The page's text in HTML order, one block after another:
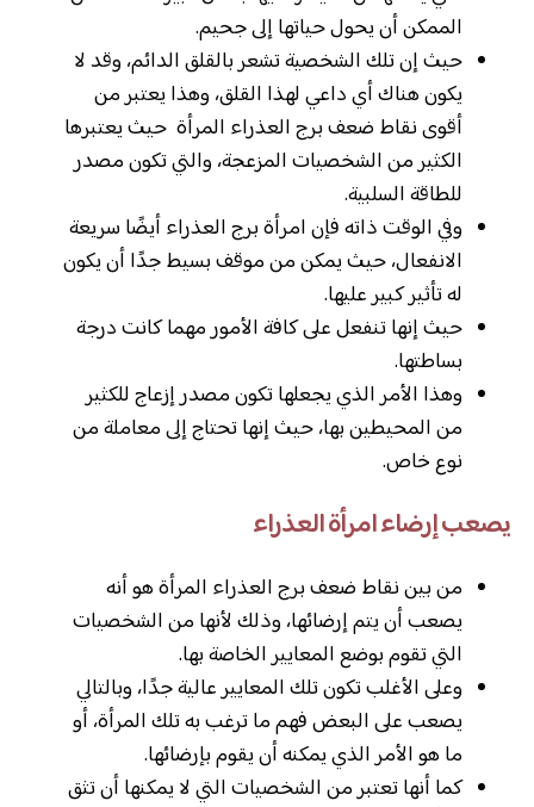
الممكن أن يحول حياتها إلى جحيم.
حيث إن تلك الشخصية تشعر بالقلق الدائم، وقد لا
يكون هناك أي داعي لهذا القلق، وهذا يعتبر من
أقوى نقاط ضعف برج العذراء المرأة حيث يعتبرها
الكثير من الشخصيات المزعجة، والتي تكون مصدر
للطاقة السلبية.
وفي الوقت ذاته فإن امرأة برج العذراء أيضًا سريعة
الانفعال، حيث يمكن من موقف بسيط جدًا أن يكون
له تأثير كبير عليها.
حيث إنها تنفعل على كافة الأمور مهما كانت درجة
بساطتها.
وهذا الأمر الذي يجعلها تكون مصدر إزعاج للكثير
من المحيطين بها، حيث إنها تحتاج إلى معاملة من
نوع خاص.
يصعب إرضاء امرأة العذراء
من بين نقاط ضعف برج العذراء المرأة هو أنه
يصعب أن يتم إرضائها، وذلك لأنها من الشخصيات
التي تقوم بوضع المعايير الخاصة بها.
وعلى الأغلب تكون تلك المعايير عالية جدًا، وبالتالي
يصعب على البعض فهم ما ترغب به تلك المرأة، أو
ما هو الأمر الذي يمكنه أن يقوم بإرضائها.
كما أنها تعتبر من الشخصيات التي لا يمكنها أن تثق